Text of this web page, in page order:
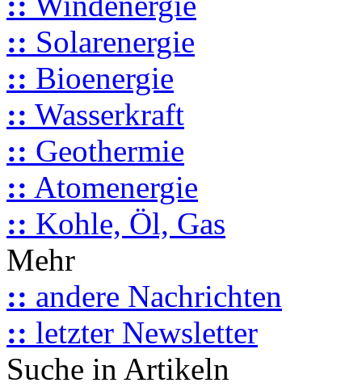
:: Solarenergie
:: Bioenergie
:: Wasserkraft
:: Geothermie
:: Atomenergie
:: Kohle, Öl, Gas
Mehr
:: andere Nachrichten
:: letzter Newsletter
Suche in Artikeln